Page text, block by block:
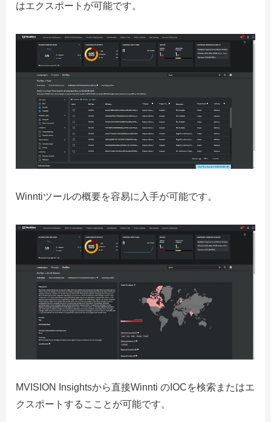
はエクスポートが可能です。
Winntiツールの概要を容易に入手が可能です。
MVISION Insightsから直接Winnti のIOCを検索またはエ
クスポートするこことが可能です。